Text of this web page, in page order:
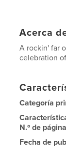
Acerca
A rockin' far
celebration
Categoría
N.º de
Fecha de